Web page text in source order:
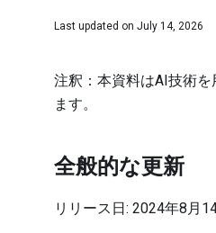
Last updated on July 14, 2026
注釈：本資料はAI技術
ます。
全般的な更新
リリース日: 2024年8月